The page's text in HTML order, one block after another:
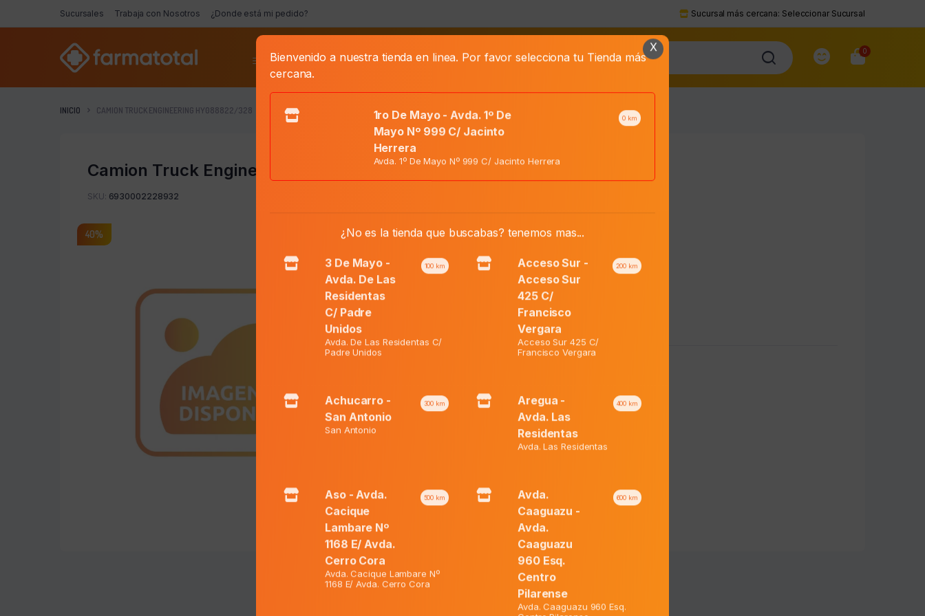
Sucursales Trabaja con Nosotros ¿Donde está mi pedido? Sucursal más cercana: Seleccionar Sucursal
Categorías
0
INICIO CAMION TRUCK ENGINEERING HY088822/328
Camion Truck Engineering Hy088822/328
SKU: 6930002228932
40% Precio Normal:₲129.800El
original
era:
₲ 129.800.
77.900
precio
actual
es:
₲ 77.900.
Hy088822/328
X
Bienvenido a nuestra tienda en linea. Por favor selecciona tu Tienda más
cercana.
1ro De Mayo - Avda. 1º De
Mayo Nº 999 C/ Jacinto
Herrera
0 km
Avda. 1º De Mayo Nº 999 C/ Jacinto Herrera
¿No es la tienda que buscabas? tenemos mas...
3 De Mayo -
Avda. De Las
Residentas
C/ Padre
Unidos
100 km
Avda. De Las Residentas C/
Padre Unidos
Acceso Sur -
Acceso Sur
425 C/
Francisco
Vergara
200 km
Acceso Sur 425 C/
Francisco Vergara
Achucarro -
San Antonio
300 km
San Antonio
Aregua -
Avda. Las
Residentas
400 km
Avda. Las Residentas
Aso - Avda.
Cacique
Lambare Nº
1168 E/ Avda.
Cerro Cora
500 km
Avda. Cacique Lambare Nº
1168 E/ Avda. Cerro Cora
Avda.
Caaguazu -
Avda.
Caaguazu
960 Esq.
Centro
Pilarense
600 km
Avda. Caaguazu 960 Esq.